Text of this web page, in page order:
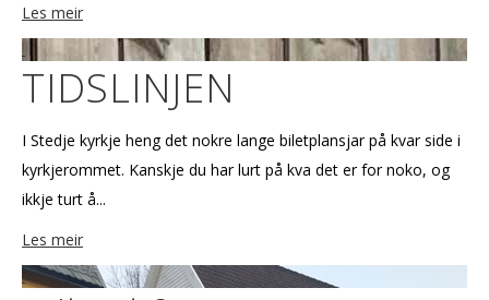
Les meir
TIDSLINJEN
I Stedje kyrkje heng det nokre lange biletplansjar på kvar side i
kyrkjerommet. Kanskje du har lurt på kva det er for noko, og
ikkje turt å...
Les meir